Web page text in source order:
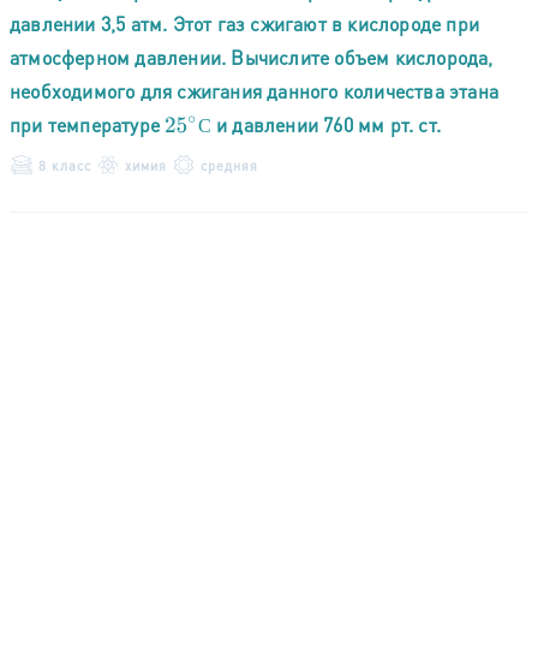
давлении 3,5 атм. Этот газ сжигают в кислороде при
атмосферном давлении. Вычислите объем кислорода,
необходимого для сжигания данного количества этана
при температуре
С
25∘С и давлении 760 мм рт. ст.
8 класс химия средняя